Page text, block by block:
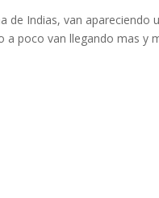
de Indias, van apareciendo
a poco van llegando mas y